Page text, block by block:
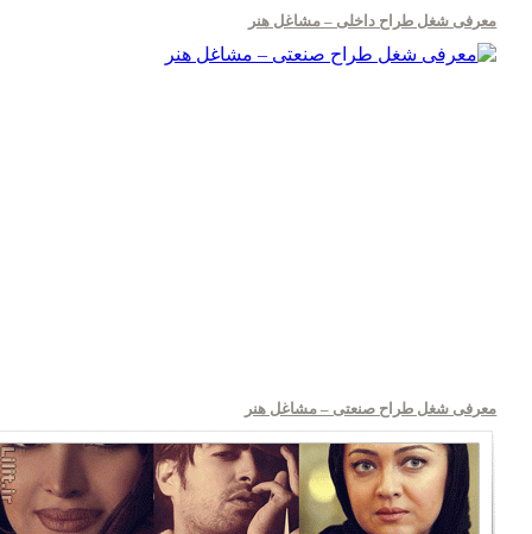
معرفی شغل طراح داخلی – مشاغل هنر
معرفی شغل طراح صنعتی – مشاغل هنر